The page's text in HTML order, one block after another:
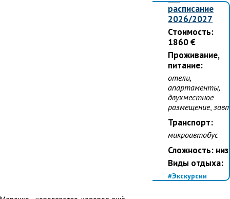
расписание
2026/2027
Стоимость:
1860 €
Проживание,
питание:
отели,
апартаменты,
двухместное
размещение,
Транспорт:
микроавтобус
Сложность:
Виды отдыха:
#Экскурсии